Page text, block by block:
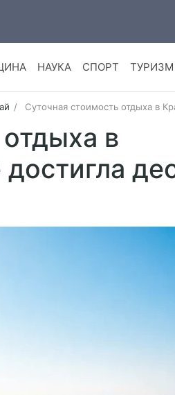
НАУКА СПОРТ ТУРИЗМ
Суточная стоимость отдыха в
в